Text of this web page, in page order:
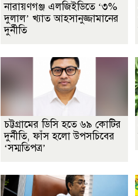
নারায়ণগঞ্জ এলজিইডিতে ‘৩%
দুলাল’ খ্যাত আহসানুজ্জামানের
দুর্নীতি
চট্টগ্রামের ডিসি হতে ৬৯ কোটির
দুর্নীতি, ফাঁস হলো উপসচিবের
‘সম্মতিপত্র’